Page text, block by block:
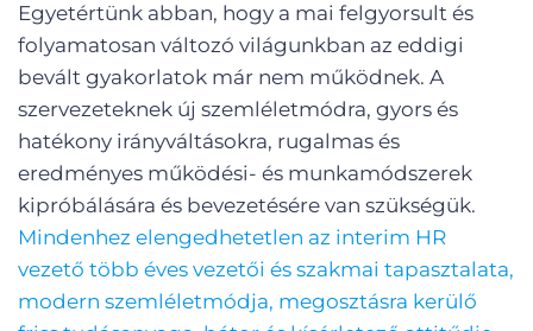
Egyetértünk abban, hogy a mai felgyorsult és
folyamatosan változó világunkban az eddigi
bevált gyakorlatok már nem működnek. A
szervezeteknek új szemléletmódra, gyors és
hatékony irányváltásokra, rugalmas és
eredményes működési- és munkamódszerek
kipróbálására és bevezetésére van szükségük.
Mindenhez elengedhetetlen az interim HR
vezető több éves vezetői és szakmai tapasztalata,
modern szemléletmódja, megosztásra kerülő